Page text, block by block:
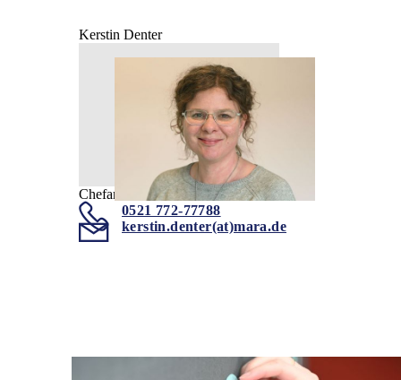
Kerstin Denter
Chefarztsekretariat
0521 772-77788
kerstin.denter(at)mara.de